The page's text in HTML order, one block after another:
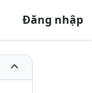
Đăng nhập